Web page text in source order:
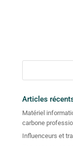
Articles
Matériel
carbone
Influenceurs et